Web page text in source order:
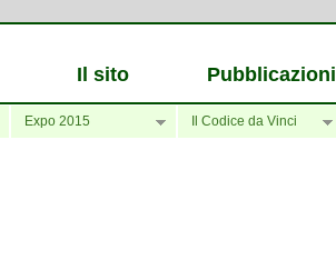
Il sito Pubblicazioni
Expo 2015 Il Codice da Vinci